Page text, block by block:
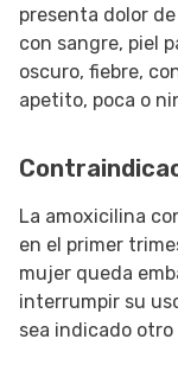
presenta dolor
con sangre, piel
oscuro, fiebre,
apetito, poca o
La amoxicilina
en el primer
mujer queda
interrumpir su
sea indicado